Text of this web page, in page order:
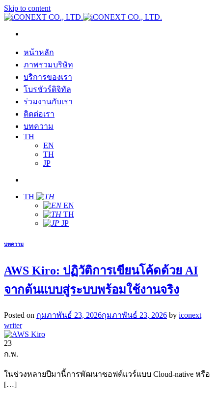
Skip to content
หน้าหลัก
ภาพรวมบริษัท
บริการของเรา
โบรชัวร์ดิจิทัล
ร่วมงานกับเรา
ติดต่อเรา
บทความ
TH
EN
TH
JP
TH
EN
TH
JP
บทความ
AWS Kiro: ปฏิวัติการเขียนโค้ดด้วย AI
จากต้นแบบสู่ระบบพร้อมใช้งานจริง
Posted on กุมภาพันธ์ 23, 2026กุมภาพันธ์ 23, 2026 by iconext
writer
23
ก.พ.
ในช่วงหลายปีมานี้การพัฒนาซอฟต์แวร์แบบ Cloud-native หรือ
[…]